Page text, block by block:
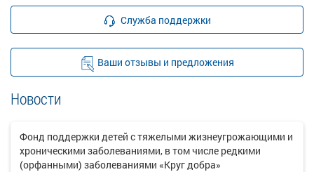
Служба поддержки
Ваши отзывы и предложения
Новости
Фонд поддержки детей с тяжелыми жизнеугрожающими и
хроническими заболеваниями, в том числе редкими
(орфанными) заболеваниями «Круг добра»